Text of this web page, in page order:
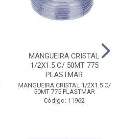
MANGUEIRA CRISTAL
1/2X1.5 C/ 50MT 775
PLASTMAR
MANGUEIRA CRISTAL 1/2X1.5 C/
50MT 775 PLASTMAR
Código: 11962